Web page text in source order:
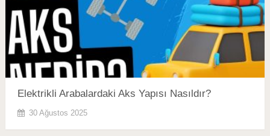
Elektrikli Arabalardaki Aks Yapısı Nasıldır?
30 Ağustos 2025